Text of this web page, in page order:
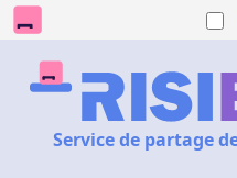
Service de partage